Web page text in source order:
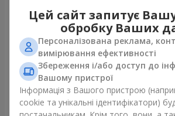
Букет "Казка мого життя"
2 332 грн
Замовити
Кошик
Цей сайт запитує
обробку Ваших
Персоналізована реклама,
вимірювання ефективності
Збереження і/або доступ до
Вашому пристрої
Інформація з Вашого пристрою
cookie та унікальні ідентифікатори)